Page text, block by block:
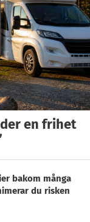
en frihet
bakom många
du risken